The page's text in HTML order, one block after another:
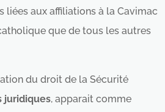
liées aux affiliations à la Cavimac
que de tous les autres
du droit de la Sécurité
juridiques, apparait comme